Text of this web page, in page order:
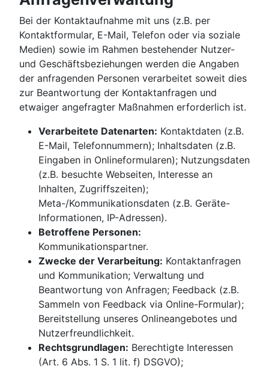
Bei der Kontaktaufnahme mit uns (z.B. per
Kontaktformular, E-Mail, Telefon oder via soziale
Medien) sowie im Rahmen bestehender Nutzer-
und Geschäftsbeziehungen werden die Angaben
der anfragenden Personen verarbeitet soweit dies
zur Beantwortung der Kontaktanfragen und
etwaiger angefragter Maßnahmen erforderlich ist.
Verarbeitete Datenarten: Kontaktdaten (z.B.
E-Mail, Telefonnummern); Inhaltsdaten (z.B.
Eingaben in Onlineformularen); Nutzungsdaten
(z.B. besuchte Webseiten, Interesse an
Inhalten, Zugriffszeiten);
Meta-/Kommunikationsdaten (z.B. Geräte-
Informationen, IP-Adressen).
Betroffene Personen:
Kommunikationspartner.
Zwecke der Verarbeitung: Kontaktanfragen
und Kommunikation; Verwaltung und
Beantwortung von Anfragen; Feedback (z.B.
Sammeln von Feedback via Online-Formular);
Bereitstellung unseres Onlineangebotes und
Nutzerfreundlichkeit.
Rechtsgrundlagen: Berechtigte Interessen
(Art. 6 Abs. 1 S. 1 lit. f) DSGVO);